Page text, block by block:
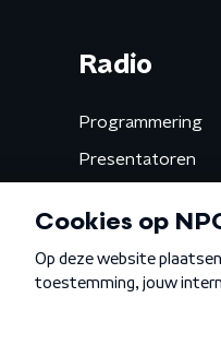
Radio
Programmering
Presentatoren
Gemist
Algemene